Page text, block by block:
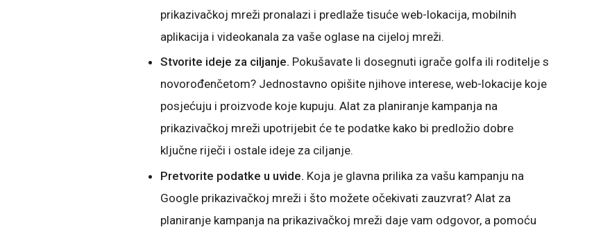
prikazivačkoj mreži pronalazi i predlaže tisuće web-lokacija, mobilnih
aplikacija i videokanala za vaše oglase na cijeloj mreži.
Stvorite ideje za ciljanje. Pokušavate li dosegnuti igrače golfa ili roditelje s
novorođenčetom? Jednostavno opišite njihove interese, web-lokacije koje
posjećuju i proizvode koje kupuju. Alat za planiranje kampanja na
prikazivačkoj mreži upotrijebit će te podatke kako bi predložio dobre
ključne riječi i ostale ideje za ciljanje.
Pretvorite podatke u uvide. Koja je glavna prilika za vašu kampanju na
Google prikazivačkoj mreži i što možete očekivati zauzvrat? Alat za
planiranje kampanja na prikazivačkoj mreži daje vam odgovor, a pomoću